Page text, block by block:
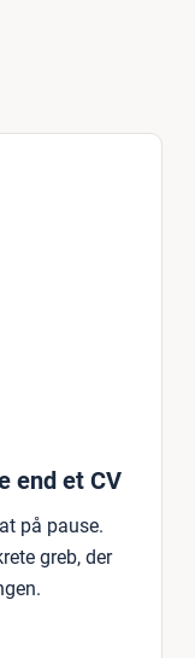
end et CV
på pause.
greb, der